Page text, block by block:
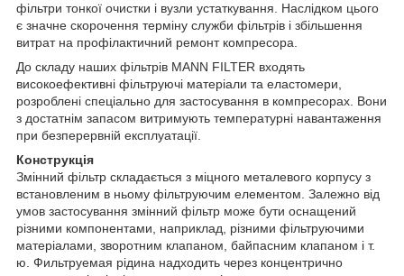
фільтри тонкої очистки і вузли устаткування. Наслідком цього
є значне скорочення терміну служби фільтрів і збільшення
витрат на профілактичний ремонт компресора.
До складу наших фільтрів MANN FILTER входять
високоефективні фільтруючі матеріали та еластомери,
розроблені спеціально для застосування в компресорах. Вони
з достатнім запасом витримують температурні навантаження
при безперервній експлуатації.
Конструкція
Змінний фільтр складається з міцного металевого корпусу з
встановленим в ньому фільтруючим елементом. Залежно від
умов застосування змінний фільтр може бути оснащений
різними компонентами, наприклад, різними фільтруючими
матеріалами, зворотним клапаном, байпасним клапаном і т.
ю. Фильтруемая рідина надходить через концентрично